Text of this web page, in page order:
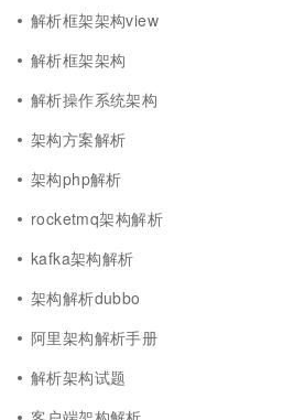
解析框架架构view
解析框架架构
解析操作系统架构
架构方案解析
架构php解析
rocketmq架构解析
kafka架构解析
架构解析dubbo
阿里架构解析手册
解析架构试题